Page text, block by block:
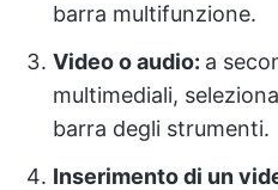
barra multifunzione.
Video o audio: a
multimediali,
barra degli strumenti.
Inserimento di un